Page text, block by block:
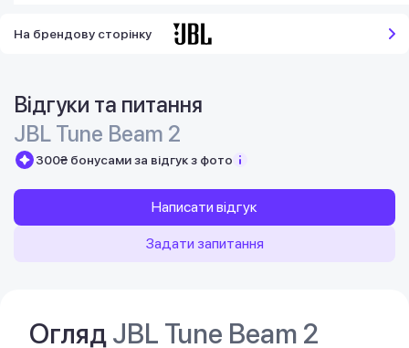
На брендову сторінку
Відгуки та питання
JBL Tune Beam 2
300₴ бонусами за відгук з фото
Написати відгук
Задати запитання
ОглядJBL Tune Beam 2